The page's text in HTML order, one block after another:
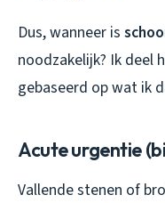
Dus, wanneer is
noodzakelijk? Ik deel
gebaseerd op wat ik
Acute urgentie
Vallende stenen of